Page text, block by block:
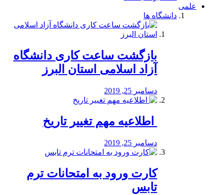
علمی
دانشگاه ها
بازگشت ساعت کاری دانشگاه
آزاد اسلامی استان البرز
دسامبر 25, 2019
️ اطلاعیه مهم تغییر تاریخ
دسامبر 25, 2019
کارت ورود به امتحانات ترم
تابس